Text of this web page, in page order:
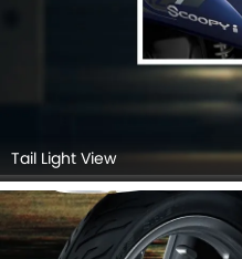
Tail Light View